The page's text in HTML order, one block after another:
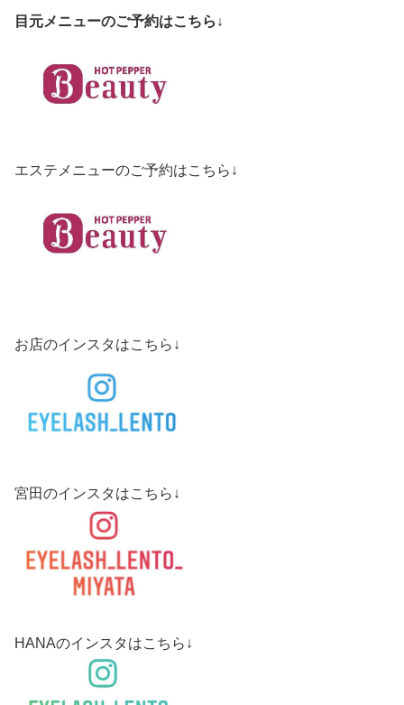
目元メニューのご予約はこちら↓
エステメニューのご予約はこちら↓
お店のインスタはこちら↓
宮田のインスタはこちら↓
HANAのインスタはこちら↓